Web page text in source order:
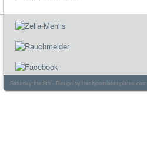
Saturday the 8th - Design by freshjoomlatemplates.com